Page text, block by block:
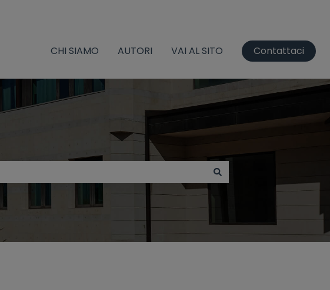
CHI SIAMO AUTORI VAI AL SITO Contattaci